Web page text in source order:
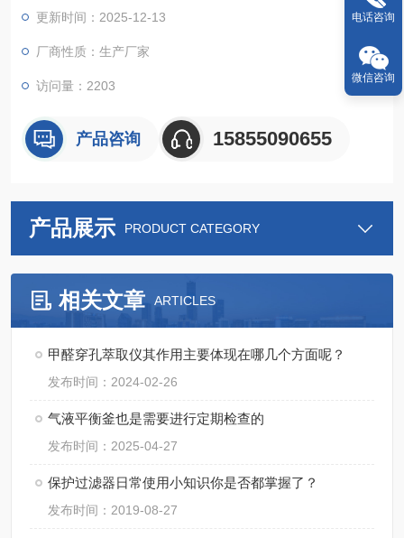
更新时间：2025-12-13
厂商性质：生产厂家
访问量：2203
产品咨询 15855090655
产品展示 PRODUCT CATEGORY
相关文章 ARTICLES
甲醛穿孔萃取仪其作用主要体现在哪几个方面呢？
发布时间：2024-02-26
气液平衡釜也是需要进行定期检查的
发布时间：2025-04-27
保护过滤器日常使用小知识你是否都掌握了？
发布时间：2019-08-27
电话咨询
微信咨询